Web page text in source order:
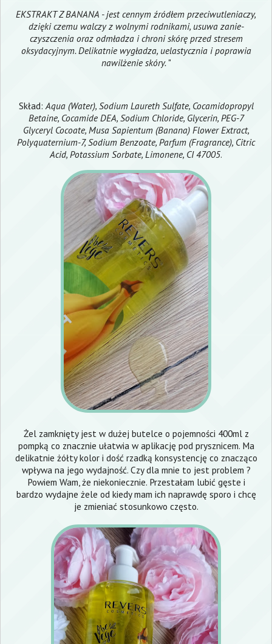
EKSTRAKT Z BANANA - jest cennym źródłem przeciwutleniaczy,
dzięki czemu walczy z wolnymi rodnikami, usuwa zanie-
czyszczenia oraz odmładza i chroni skórę przed stresem
oksydacyjnym. Delikatnie wygładza, uelastycznia i poprawia
nawilżenie skóry. "
Skład:Aqua (Water), Sodium Laureth Sulfate, Cocamidopropyl
Betaine, Cocamide DEA, Sodium Chloride, Glycerin, PEG-7
Glyceryl Cocoate, Musa Sapientum (Banana) Flower Extract,
Polyquaternium-7, Sodium Benzoate, Parfum (Fragrance), Citric
Acid, Potassium Sorbate, Limonene, CI 47005.
Żel zamknięty jest w dużej butelce o pojemności 400ml z
pompką co znacznie ułatwia w aplikację pod prysznicem. Ma
delikatnie żółty kolor i dość rzadką konsystencję co znacząco
wpływa na jego wydajność. Czy dla mnie to jest problem ?
Powiem Wam, że niekoniecznie. Przestałam lubić gęste i
bardzo wydajne żele od kiedy mam ich naprawdę sporo i chcę
je zmieniać stosunkowo często.